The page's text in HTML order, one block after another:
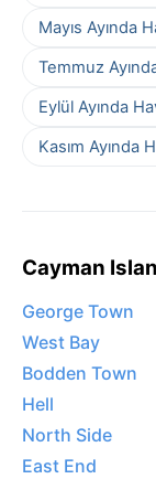
Mayıs Ayında
Temmuz
Eylül Ayında
Kasım Ayında
Cayman
George Town
West Bay
Bodden Town
Hell
North Side
East End